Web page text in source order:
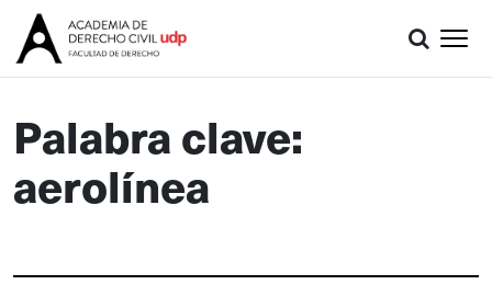
Palabra clave:
aerolínea